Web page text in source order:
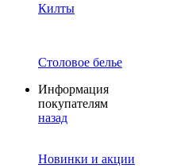
Килты
Столовое белье
Информация
покупателям
назад
Новинки и акции